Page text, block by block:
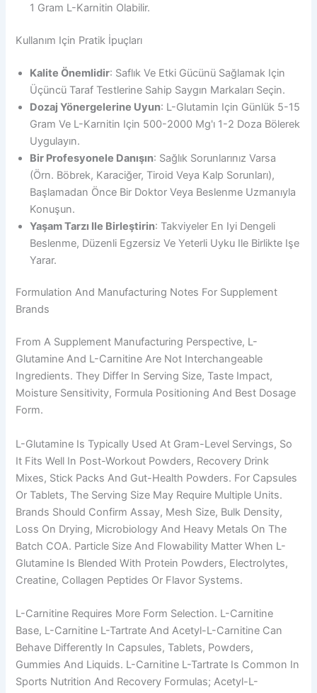
1 Gram L-Karnitin Olabilir.
Kullanım Için Pratik İpuçları
Kalite Önemlidir: Saflık Ve Etki Gücünü Sağlamak Için
Üçüncü Taraf Testlerine Sahip Saygın Markaları Seçin.
Dozaj Yönergelerine Uyun: L-Glutamin Için Günlük 5-15
Gram Ve L-Karnitin Için 500-2000 Mg'ı 1-2 Doza Bölerek
Uygulayın.
Bir Profesyonele Danışın: Sağlık Sorunlarınız Varsa
(örn. Böbrek, Karaciğer, Tiroid Veya Kalp Sorunları),
Başlamadan Önce Bir Doktor Veya Beslenme Uzmanıyla
Konuşun.
Yaşam Tarzı Ile Birleştirin: Takviyeler En Iyi Dengeli
Beslenme, Düzenli Egzersiz Ve Yeterli Uyku Ile Birlikte Işe
Yarar.
Formulation And Manufacturing Notes For Supplement
Brands
From A Supplement Manufacturing Perspective, L-
Glutamine And L-Carnitine Are Not Interchangeable
Ingredients. They Differ In Serving Size, Taste Impact,
Moisture Sensitivity, Formula Positioning And Best Dosage
Form.
L-Glutamine Is Typically Used At Gram-Level Servings, So
It Fits Well In Post-Workout Powders, Recovery Drink
Mixes, Stick Packs And Gut-Health Powders. For Capsules
Or Tablets, The Serving Size May Require Multiple Units.
Brands Should Confirm Assay, Mesh Size, Bulk Density,
Loss On Drying, Microbiology And Heavy Metals On The
Batch COA. Particle Size And Flowability Matter When L-
Glutamine Is Blended With Protein Powders, Electrolytes,
Creatine, Collagen Peptides Or Flavor Systems.
L-Carnitine Requires More Form Selection. L-Carnitine
Base, L-Carnitine L-Tartrate And Acetyl-L-Carnitine Can
Behave Differently In Capsules, Tablets, Powders,
Gummies And Liquids. L-Carnitine L-Tartrate Is Common In
Sports Nutrition And Recovery Formulas; Acetyl-L-